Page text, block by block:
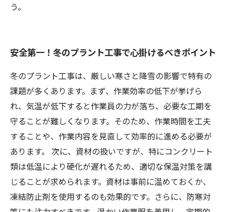
う。
安全第一！冬のプラント工事で心掛けるべきポイント
冬のプラント工事は、厳しい寒さと降雪の影響で特有の
課題が多くあります。まず、作業効率の低下が挙げら
れ、気温が低下すると作業員の力が落ち、必要な工期を
守ることが難しくなります。そのため、作業時間を工夫
することや、作業内容を見直して効率的に進める必要が
あります。 次に、資材の扱いですが、特にコンクリート
類は低温により硬化が遅れるため、適切な保温対策を講
じることが求められます。資材は事前に温めておくか、
凍結防止剤を使用するのも効果的です。さらに、防寒対